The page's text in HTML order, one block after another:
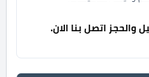
والحجز اتصل بنا الان.